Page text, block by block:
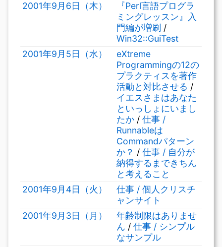
2001年9月6日（木）
『Perl言語プログラ
ミングレッスン』入
門編が増刷 /
Win32::GuiTest
2001年9月5日（水）
eXtreme
Programmingの12の
プラクティスを著作
活動と対比させる /
イエスさまはあなた
といっしょにいまし
たか / 仕事 /
Runnableは
Commandパターン
か？ / 仕事 / 自分が
納得するまできちん
と考えること
2001年9月4日（火）
仕事 / 個人クリスチ
ャンサイト
2001年9月3日（月）
年齢制限はありませ
ん / 仕事 / シンプル
なサンプル